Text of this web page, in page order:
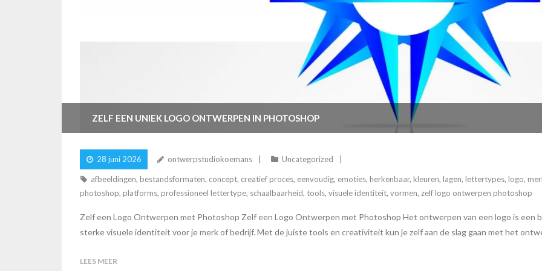
ZELF EEN UNIEK LOGO ONTWERPEN IN PHOTOSHOP
28 juni 2026 ontwerpstudiokoemans Uncategorized
afbeeldingen, bestandsformaten, concept, creatief proces, eenvoudig, emoties, herkenbaar, kleuren, lagen, lettertypes, logo,
photoshop, platforms, professioneel lettertype, schaalbaarheid, tools, visuele identiteit, vormen, zelf logo ontwerpen photoshop
Zelf een Logo Ontwerpen met Photoshop Zelf een Logo Ontwerpen met Photoshop Het ontwerpen van een logo is een
sterke visuele identiteit voor je merk of bedrijf. Met de juiste tools en creativiteit kun je zelf aan de slag gaan met het
LEES MEER